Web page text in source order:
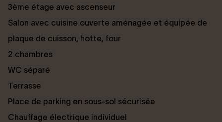
3ème étage avec ascenseur
Salon avec cuisine ouverte aménagée et équipée de
plaque de cuisson, hotte, four
2 chambres
WC séparé
Terrasse
Place de parking en sous-sol sécurisée
Chauffage électrique individuel